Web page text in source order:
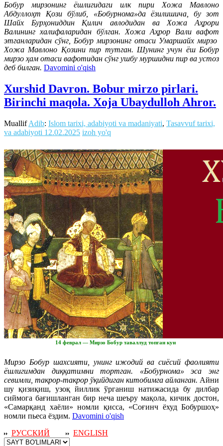
Бобур мирзонинг ёшлигидаги илк пири Хожа Мавлоно
Абдуллоҳт Қози бўлиб, «Бобурнома»да ёзилишича, бу зот
Шайх Бурҳониддин Қилич авлодидан ва Хожа Аҳрори
Валининг халифаларидан бўлган. Хожа Аҳрор Вали вафот
этганларидан сўнг, Бобур мирзонинг отаси Умаршайх мирзо
Хожа Мавлоно Қозини пир тутган. Шунинг учун ёш Бобур
мирзо ҳам отаси вафотидан сўнг ушбу муршидни пир ва устоз
деб билган. Davomini o'qish
Xurshid Davron. Bobur mirzo pirlari.
Birinchi maqola. Xoja Ubaydulloh Ahror.
MuallifAdib: Islom tarixi, adabiyoti va madaniyati, Tasavvuf tarixi,
va adabiyoti 12.02.2025 izoh yo'q
14 феврал — Мирзо Бобур таваллуд топган кун
Мирзо Бобур шахсияти, унинг ижодий ва сиёсий фаолияти
ёшлигимдан диққатимни тортган. «Бобурнома» эса энг
севимли, такрор-такрор ўқийдиган китобимга айланган. Айни
шу қизиқиш, узоқ йиллик ўрганиш натижасида бу дилбар
сиймога бағишланган бир неча шеъру мақола, кичик достон,
«Самарқанд хаёли» номли қисса, «Соғинч ёхуд Бобуршоҳ»
номли пьеса ёздим. Davomini o'qish
РУССКИЙ
ENGLISH